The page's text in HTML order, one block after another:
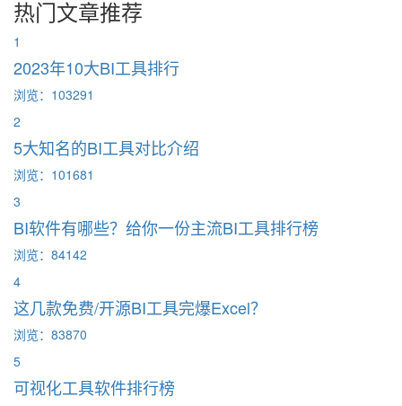
热门文章推荐
1
2023年10大BI工具排行
浏览：103291
2
5大知名的BI工具对比介绍
浏览：101681
3
BI软件有哪些？给你一份主流BI工具排行榜
浏览：84142
4
这几款免费/开源BI工具完爆Excel？
浏览：83870
5
可视化工具软件排行榜